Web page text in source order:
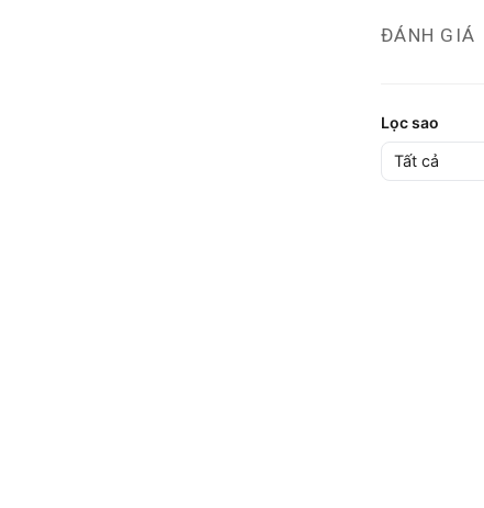
ĐÁNH GIÁ
Lọc sao